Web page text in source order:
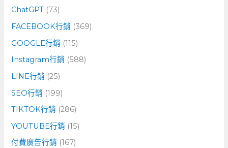
:ChatGPT (73)
FACEBOOK行銷 (369)
GOOGLE行銷 (115)
Instagram行銷 (588)
LINE行銷 (25)
SEO行銷 (199)
TIKTOK行銷 (286)
YOUTUBE行銷 (15)
付費廣告行銷 (167)